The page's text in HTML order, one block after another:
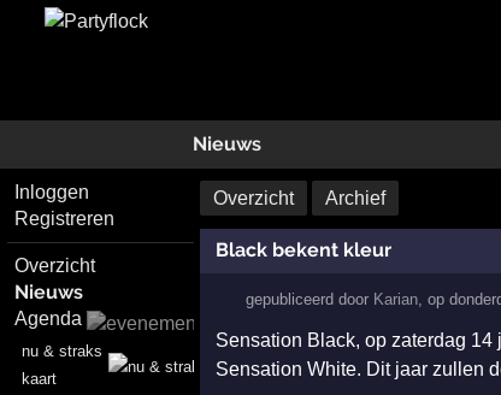
Nieuws
Inloggen
Registreren
Overzicht
Nieuws
Agenda
nu & straks
kaart
Overzicht Archief
Black bekent kleur
gepubliceerd door Karian, op
Sensation Black, op zaterdag 14
Sensation White. Dit jaar zullen